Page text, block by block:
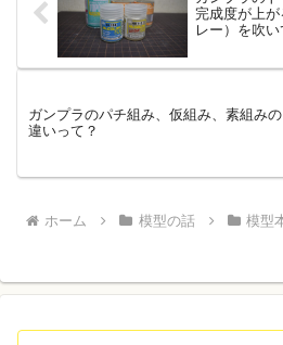
完成度が上
レー）を吹い
ガンプラのパチ組み、仮組み、素組みの
違いって？
ホーム 模型の話 模型